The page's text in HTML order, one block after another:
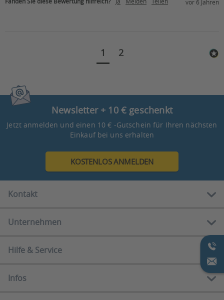
vor 6 Jahren
1 2
Newsletter + 10 € geschenkt
Jetzt anmelden und einen 10 € -Gutschein für Ihren nächsten
Einkauf bei uns erhalten
KOSTENLOS ANMELDEN
Kontakt
Kostenlose Hotline:
0800 888 90 80
Mo-Fr
10.00 - 12.00 Uhr
13.00 - 16.00 Uhr
Unternehmen
Über uns
Showrooms
Ratgeber
Newsletter
Hilfe & Service
Serviceportal
Häufige Fragen
Infos